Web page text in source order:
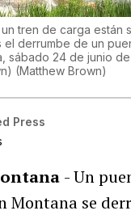
tren de carga están
el derrumbe de un
sábado 24 de junio de
(Matthew Brown)
Press
- Un
Montana se